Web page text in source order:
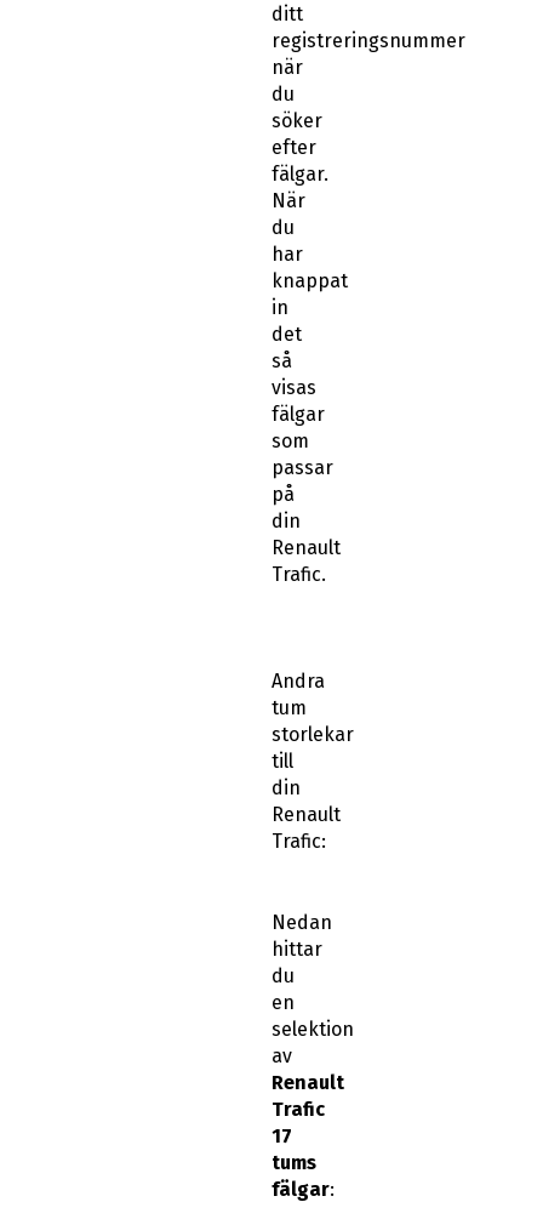
ditt
registreringsnummer
när
du
söker
efter
fälgar.
När
du
har
knappat
in
det
så
visas
fälgar
som
passar
på
din
Renault
Trafic.
Andra
tum
storlekar
till
din
Renault
Trafic:
Nedan
hittar
du
en
selektion
av
Renault
Trafic
17
tums
fälgar: